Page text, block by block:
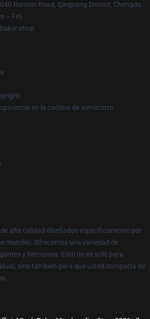
Renmin Road, Qingyang District, Chengdu
– Fri)
en la cadena de suministro
alta calidad diseñados específicamente por
mundial. Ofrecemos una variedad de
y hermosos. Esto no es sólo para
sino también para que usted comparta su